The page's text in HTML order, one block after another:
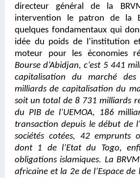
directeur général de la
intervention le patron de la
quelques fondamentaux qui
idée du poids de l’institution
moteur pour les économies
Bourse d’Abidjan, c’est 5 441
capitalisation du marché
milliards de capitalisation du
soit un total de 8 731 milliards
du PIB de l’UEMOA, 186
transaction depuis le début de
sociétés cotées, 42 emprunts
dont 1 de l’Etat du Togo,
obligations islamiques. La
africaine et la 2e de l’Espace de